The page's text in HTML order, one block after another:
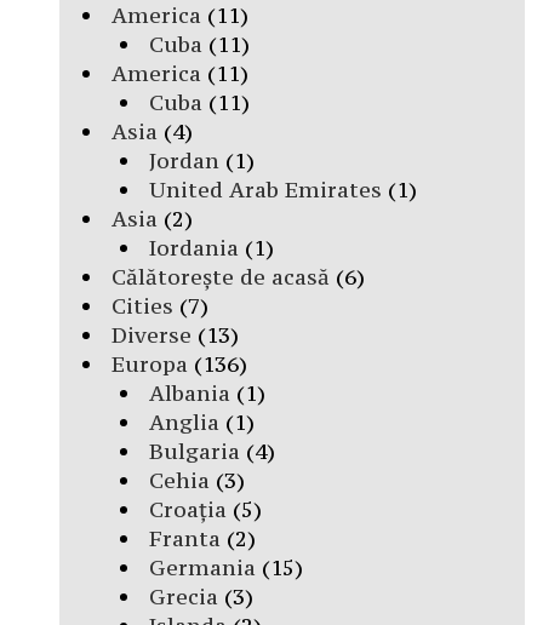
America (11)
Cuba (11)
America (11)
Cuba (11)
Asia (4)
Jordan(1)
United Arab Emirates (1)
Asia (2)
Iordania (1)
Călătorește de acasă (6)
Cities (7)
Diverse (13)
Europa (136)
Albania (1)
Anglia (1)
Bulgaria (4)
Cehia (3)
Croația (5)
Franta (2)
Germania (15)
Grecia (3)